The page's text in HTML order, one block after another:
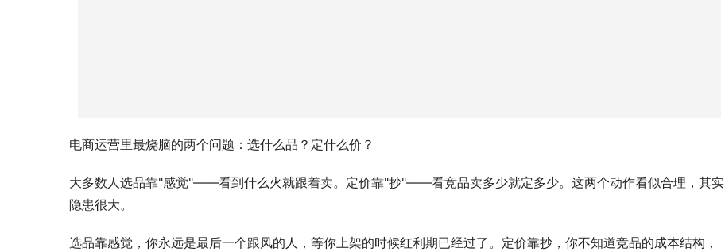
电商运营里最烧脑的两个问题：选什么品？定什么价？
大多数人选品靠"感觉"——看到什么火就跟着卖。定价靠"抄"——看竞品卖多少就定多少。这两个动作看似合理，其实
隐患很大。
选品靠感觉，你永远是最后一个跟风的人，等你上架的时候红利期已经过了。定价靠抄，你不知道竞品的成本结构，